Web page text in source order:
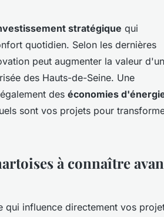
stratégique qui
quotidien. Selon les dernières
peut augmenter la valeur d'un
des Hauts-de-Seine. Une
des économies
sont vos projets pour
à connaître
qui influence directement vos